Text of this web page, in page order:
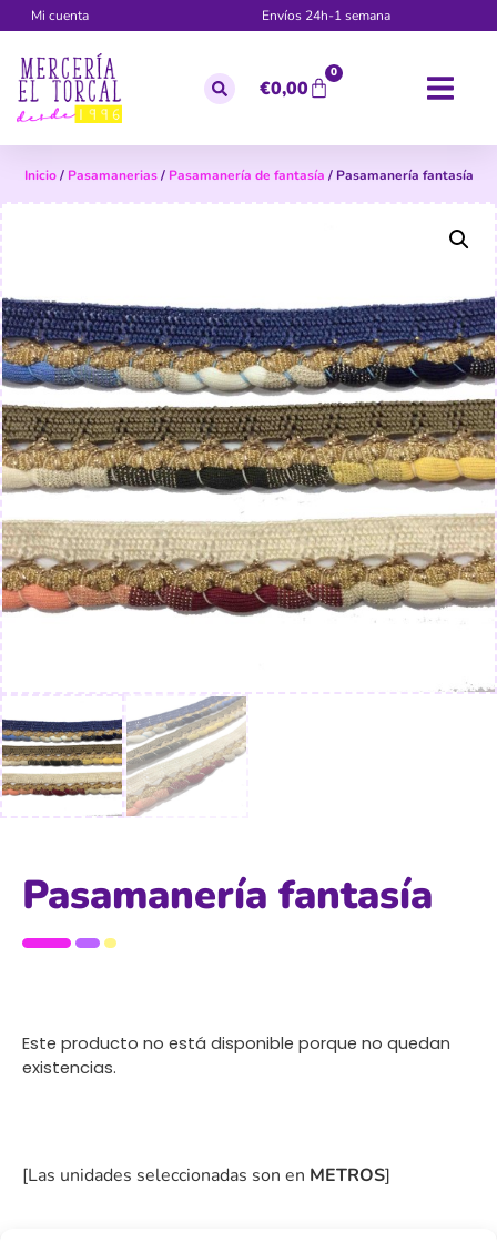
Mi cuenta Envíos 24h-1 semana
€0,00
0
Inicio/ Pasamanerias/ Pasamanería de fantasía / Pasamanería fantasía
Pasamanería fantasía
Este producto no está disponible porque no quedan
existencias.
[Las unidades seleccionadas son en METROS]